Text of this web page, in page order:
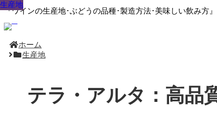
『ワインの生産地･ぶどうの品種･製造方法･美味しい飲み方
ホーム
生産地
テラ・アルタ：高品
生産地
生産地
生産地
生産地
生産地
生産地
生産地
生産地
生産地